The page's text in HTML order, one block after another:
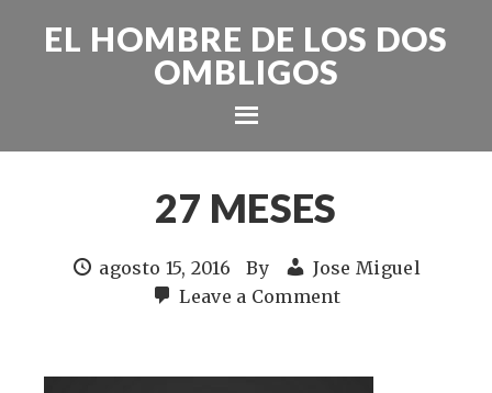
EL HOMBRE DE LOS DOS
OMBLIGOS
27 MESES
agosto 15, 2016 By
Jose Miguel
Leave a Comment